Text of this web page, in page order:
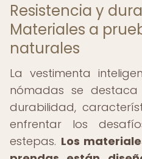
Resistencia y
Materiales a
naturales
La vestimenta
nómadas se
durabilidad,
enfrentar los
estepas. Los